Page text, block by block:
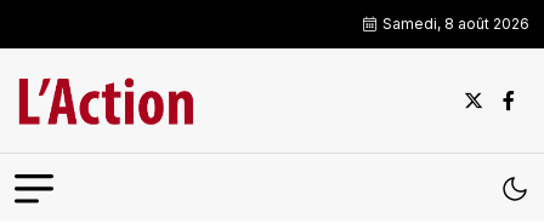
Samedi, 8 août 2026